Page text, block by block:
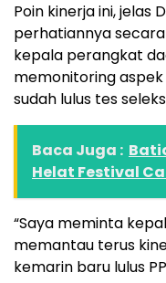
Poin kinerja ini, jelas
perhatiannya
kepala perangkat
memonitoring aspek
sudah lulus tes
Baca Juga :
Helat Festival
“Saya meminta
memantau terus
kemarin baru lulus